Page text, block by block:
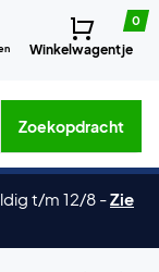
0
Winkelwagentje
etc.
Zoekopdracht
t/m 12/8 -Zie